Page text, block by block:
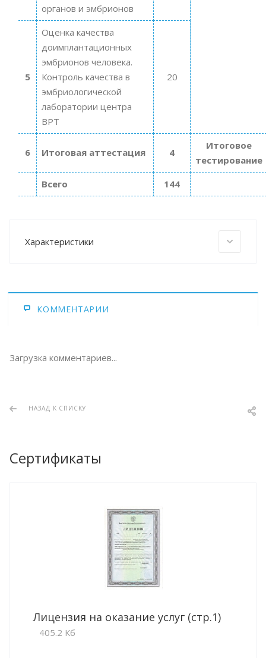
органов и эмбрионов
5
Оценка качества
доимплантационных
эмбрионов человека.
Контроль качества в
эмбриологической
лаборатории центра
ВРТ
20
6 Итоговая аттестация 4
Итоговое
тестирование
Всего
144
Характеристики
КОММЕНТАРИИ
Загрузка комментариев...
НАЗАД К СПИСКУ
Сертификаты
Лицензия на оказание услуг (стр.1)
405.2 Кб